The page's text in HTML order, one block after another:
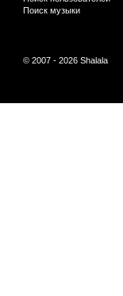
Поиск музыки
© 2007 - 2026 Shalala